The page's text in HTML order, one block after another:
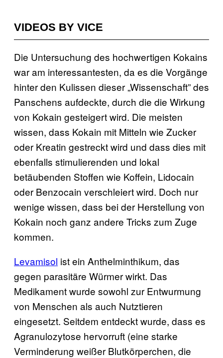
VIDEOS BY VICE
Die Untersuchung des hochwertigen Kokains
war am interessantesten, da es die Vorgänge
hinter den Kulissen dieser „Wissenschaft” des
Panschens aufdeckte, durch die die Wirkung
von Kokain gesteigert wird. Die meisten
wissen, dass Kokain mit Mitteln wie Zucker
oder Kreatin gestreckt wird und dass dies mit
ebenfalls stimulierenden und lokal
betäubenden Stoffen wie Koffein, Lidocain
oder Benzocain verschleiert wird. Doch nur
wenige wissen, dass bei der Herstellung von
Kokain noch ganz andere Tricks zum Zuge
kommen.
Levamisol ist ein Anthelminthikum, das
gegen parasitäre Würmer wirkt. Das
Medikament wurde sowohl zur Entwurmung
von Menschen als auch Nutztieren
eingesetzt. Seitdem entdeckt wurde, dass es
Agranulozytose hervorruft (eine starke
Verminderung weißer Blutkörperchen, die